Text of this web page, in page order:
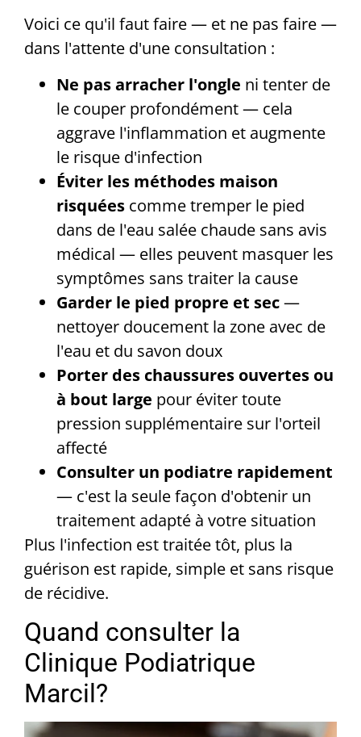
Voici ce qu'il faut faire — et ne pas faire —
dans l'attente d'une consultation :
Ne pas arracher l'ongle ni tenter de
le couper profondément — cela
aggrave l'inflammation et augmente
le risque d'infection
Éviter les méthodes maison
risquées comme tremper le pied
dans de l'eau salée chaude sans avis
médical — elles peuvent masquer les
symptômes sans traiter la cause
Garder le pied propre et sec—
nettoyer doucement la zone avec de
l'eau et du savon doux
Porter des chaussures ouvertes ou
à bout large pour éviter toute
pression supplémentaire sur l'orteil
affecté
Consulter un podiatre rapidement
— c'est la seule façon d'obtenir un
traitement adapté à votre situation
Plus l'infection est traitée tôt, plus la
guérison est rapide, simple et sans risque
de récidive.
Quand consulter la
Clinique Podiatrique
Marcil?